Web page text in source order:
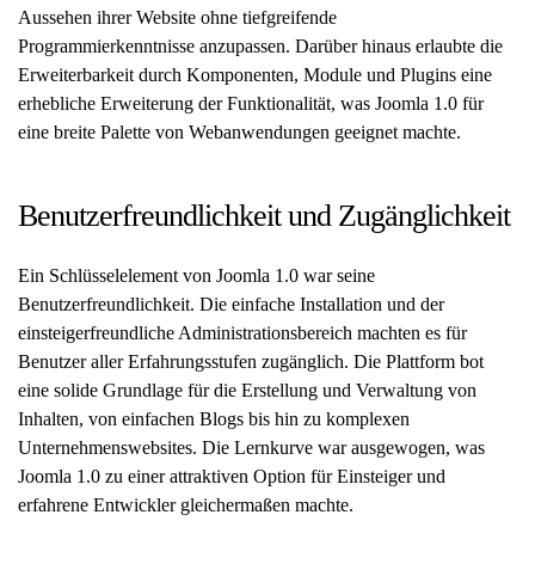
Aussehen ihrer Website ohne tiefgreifende
Programmierkenntnisse anzupassen. Darüber hinaus erlaubte die
Erweiterbarkeit durch Komponenten, Module und Plugins eine
erhebliche Erweiterung der Funktionalität, was Joomla 1.0 für
eine breite Palette von Webanwendungen geeignet machte.
Benutzerfreundlichkeit und Zugänglichkeit
Ein Schlüsselelement von Joomla 1.0 war seine
Benutzerfreundlichkeit. Die einfache Installation und der
einsteigerfreundliche Administrationsbereich machten es für
Benutzer aller Erfahrungsstufen zugänglich. Die Plattform bot
eine solide Grundlage für die Erstellung und Verwaltung von
Inhalten, von einfachen Blogs bis hin zu komplexen
Unternehmenswebsites. Die Lernkurve war ausgewogen, was
Joomla 1.0 zu einer attraktiven Option für Einsteiger und
erfahrene Entwickler gleichermaßen machte.